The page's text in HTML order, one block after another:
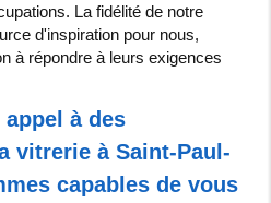
La fidélité de notre
d'inspiration pour nous,
à répondre à leurs exigences
à des
vitrerie à Saint-Paul-
capables de vous